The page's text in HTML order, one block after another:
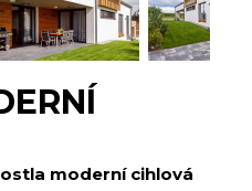
moderní cihlová